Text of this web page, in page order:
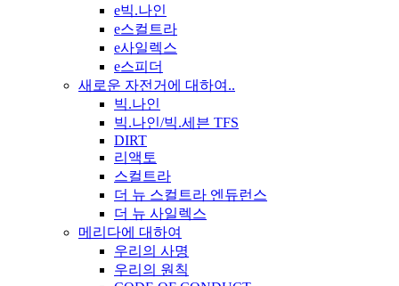
e빅.나인
e스컬트라
e사일렉스
e스피더
새로운 자전거에 대하여..
빅.나인
빅.나인/빅.세븐 TFS
DIRT
리액토
스컬트라
더 뉴 스컬트라 엔듀런스
더 뉴 사일렉스
메리다에 대하여
우리의 사명
우리의 원칙